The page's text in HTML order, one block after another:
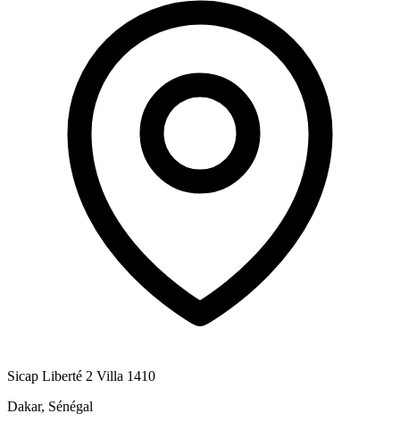
Sicap Liberté 2 Villa 1410
Dakar, Sénégal